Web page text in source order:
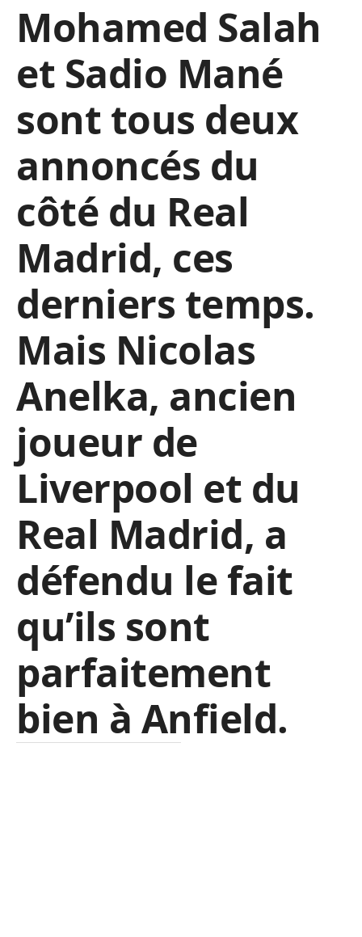
Mohamed Salah
et Sadio Mané
sont tous deux
annoncés du
côté du Real
Madrid, ces
derniers temps.
Mais Nicolas
Anelka, ancien
joueur de
Liverpool et du
Real Madrid, a
défendu le fait
qu’ils sont
parfaitement
bien à Anfield.